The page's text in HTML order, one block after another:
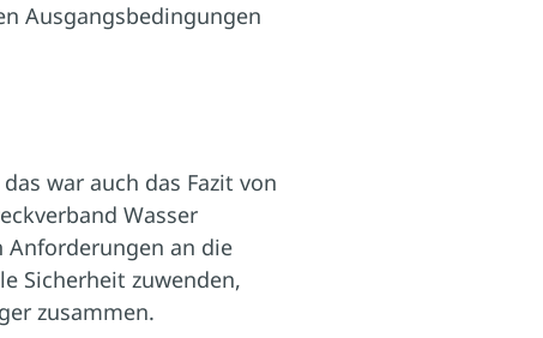
Ausgangsbedingungen
war auch das Fazit von
Wasser
Anforderungen an die
Sicherheit zuwenden,
zusammen.